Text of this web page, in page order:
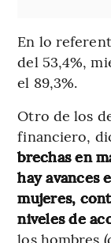
En lo
del 53,4%,
el 89,3%.
Otro de los
financiero,
brechas en
hay avances
mujeres,
niveles de
los hombres